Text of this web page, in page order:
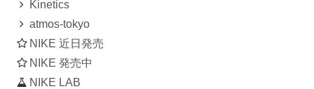
Kinetics
atmos-tokyo
NIKE 近日発売
NIKE 発売中
NIKE LAB